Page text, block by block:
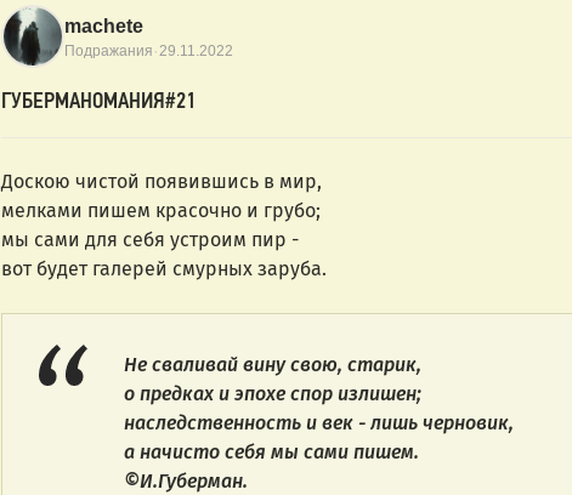
machete
Подражания ·29.11.2022
ГУБЕРМАНОМАНИЯ#21
Доскою чистой появившись в мир,
мелками пишем красочно и грубо;
мы сами для себя устроим пир -
вот будет галерей смурных заруба.
Не сваливай вину свою, старик,
о предках и эпохе спор излишен;
наследственность и век - лишь черновик,
а начисто себя мы сами пишем.
©И.Губерман.